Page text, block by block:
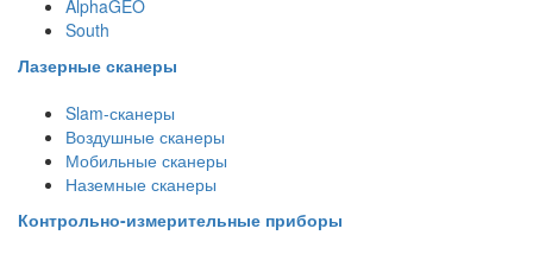
AlphaGEO
South
Лазерные сканеры
Slam-сканеры
Воздушные сканеры
Мобильные сканеры
Наземные сканеры
Контрольно-измерительные приборы